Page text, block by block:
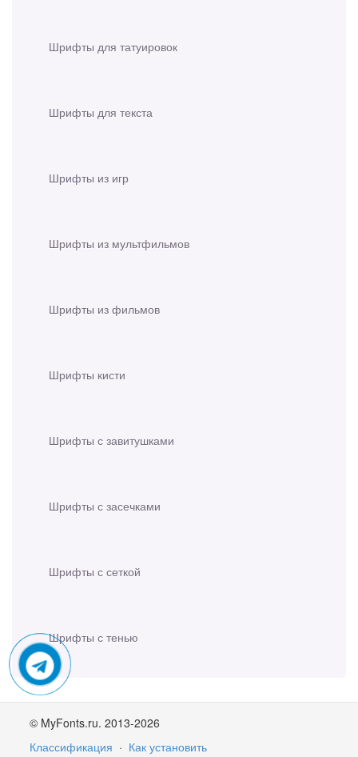
Шрифты для татуировок
Шрифты для текста
Шрифты из игр
Шрифты из мультфильмов
Шрифты из фильмов
Шрифты кисти
Шрифты с завитушками
Шрифты с засечками
Шрифты с сеткой
Шрифты с тенью
© MyFonts.ru. 2013-2026
Классификация · Как установить